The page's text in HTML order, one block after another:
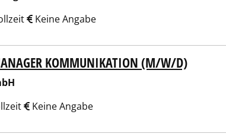
Keine Angabe
KOMMUNIKATION (M/W/D)
Keine Angabe